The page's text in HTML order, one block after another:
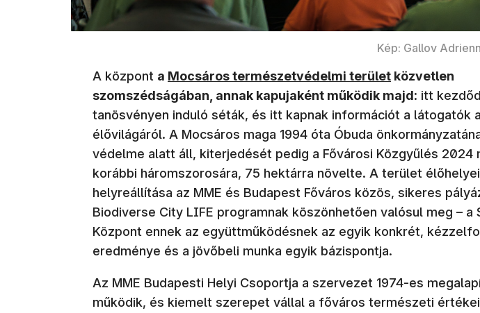
Kép: Gallov
A központ a (új ablakban nyílik meg)
Mocsáros természetvédelmi terület közvetlen
szomszédságában, annak kapujaként működik majd: itt
tanösvényen induló séták, és itt kapnak információt a látogatók
élővilágáról. A Mocsáros maga 1994 óta Óbuda
védelme alatt áll, kiterjedését pedig a Fővárosi Közgyűlés 2024
korábbi háromszorosára, 75 hektárra növelte. A terület
helyreállítása az MME és Budapest Főváros közös, sikeres
Biodiverse City LIFE programnak köszönhetően valósul meg – a
Központ ennek az együttműködésnek az egyik konkrét,
eredménye és a jövőbeli munka egyik bázispontja.
Az MME Budapesti Helyi Csoportja a szervezet 1974-es
működik, és kiemelt szerepet vállal a főváros természeti